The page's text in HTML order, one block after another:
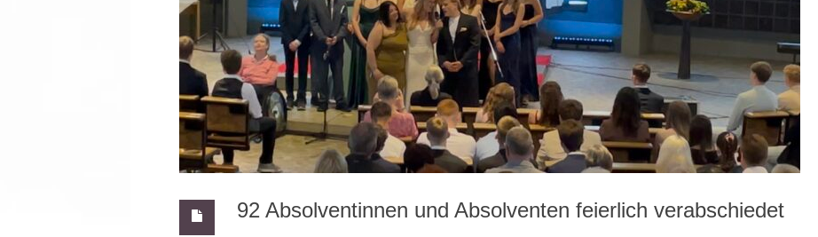
Sporthelfer*innen
92 Absolventinnen und Absolventen feierlich verabschiedet